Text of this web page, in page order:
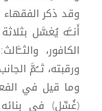
وقد ذكر
أَنــَّه يُغسَّل
الكافور،
ورقبته، ثــُمَّ
وما قيل في
(غُسِّل) في